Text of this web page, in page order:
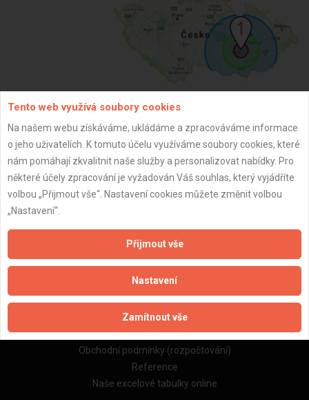
ZPĚT
Aktualizováno z portálu ARES dne 01.12.2024 09:30:09
Důležité informace
Naše firmy a řemeslníci
Zpracování a ochrana osobních údajů
Zásady pro používání souborů cookie
Obchodní podmínky (zprostředkování)
Obchodní podmínky (rozpočtování)
Reference
Naše excelové tabulky online
Tento web využívá soubory cookies
Na našem webu získáváme, ukládáme a zpracováváme informace
o jeho uživatelích. K tomuto účelu využíváme soubory cookies, které
nám pomáhají zkvalitnit naše služby a personalizovat nabídky. Pro
některé účely zpracování je vyžadován Váš souhlas, který vyjádříte
volbou „Přijmout vše“. Nastavení cookies můžete změnit volbou
„Nastavení“.
Přijmout vše
Nastavení
Zamítnout vše